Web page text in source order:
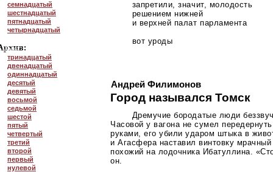
семнадцатый
шестнадцатый
пятнадцатый
четырнадцатый
тринадцатый
двенадцатый
одиннадцатый
десятый
девятый
восьмой
седьмой
шестой
пятый
четвертый
третий
второй
первый
нулевой
запретили, значит, молодость
решением нижней
и верхней палат парламента
вот уроды
Андрей Филимонов
Город назывался Томск
Дремучие бородатые люди
Часовой у вагона не сумел
руками, его убили ударом штыка в
и Агасфера наставил винтовку
похожий на лодочника Ибатуллина.
он.